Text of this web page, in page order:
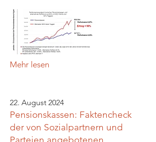
Mehr lesen
22. August 2024
Pensionskassen: Faktencheck
der von Sozialpartnern und